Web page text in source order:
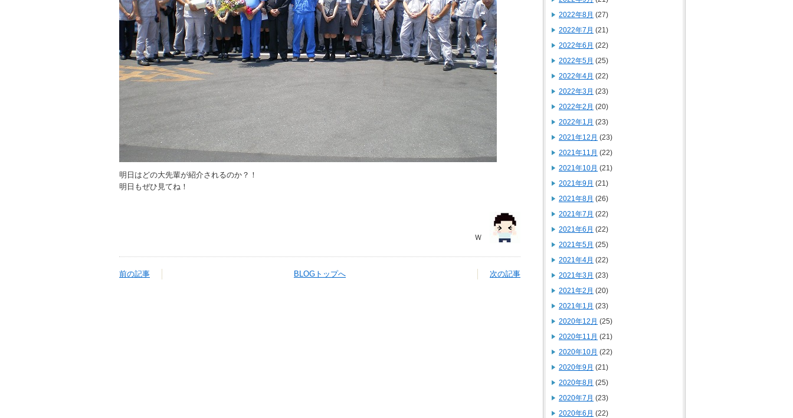
明日はどの大先輩が紹介されるのか？！
明日もぜひ見てね！
Ｗ
前の記事 BLOGトップへ 次の記事
2022年8月 (27)
2022年7月 (21)
2022年6月 (22)
2022年5月 (25)
2022年4月 (22)
2022年3月 (23)
2022年2月 (20)
2022年1月 (23)
2021年12月 (23)
2021年11月 (22)
2021年10月 (21)
2021年9月 (21)
2021年8月 (26)
2021年7月 (22)
2021年6月 (22)
2021年5月 (25)
2021年4月 (22)
2021年3月 (23)
2021年2月 (20)
2021年1月 (23)
2020年12月 (25)
2020年11月 (21)
2020年10月 (22)
2020年9月 (21)
2020年8月 (25)
2020年7月 (23)
2020年6月 (22)